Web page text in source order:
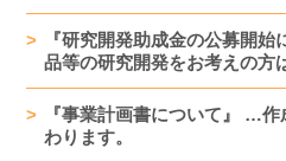
『研究開発助成金の公募開
品等の研究開発をお考えの方
『事業計画書について』 …
わります。